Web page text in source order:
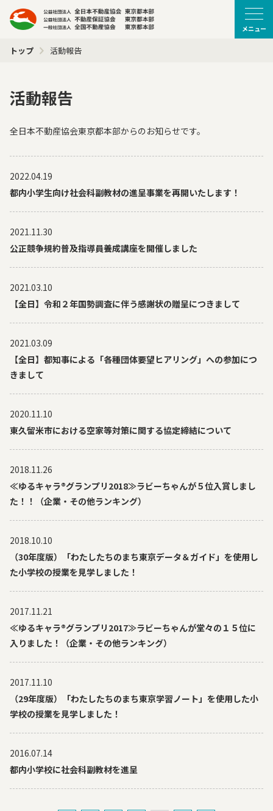
メニュー
トップ 活動報告
活動報告
全日本不動産協会東京都本部からのお知らせです。
2022.04.19
都内小学生向け社会科副教材の進呈事業を再開いたします！
2021.11.30
公正競争規約普及指導員養成講座を開催しました
2021.03.10
【全日】令和２年国勢調査に伴う感謝状の贈呈につきまして
2021.03.09
【全日】都知事による「各種団体要望ヒアリング」への参加につ
きまして
2020.11.10
東久留米市における空家等対策に関する協定締結について
2018.11.26
≪ゆるキャラ®グランプリ2018≫ラビーちゃんが５位入賞しまし
た！！（企業・その他ランキング）
2018.10.10
（30年度版）「わたしたちのまち東京データ＆ガイド」を使用し
た小学校の授業を見学しました！
2017.11.21
≪ゆるキャラ®グランプリ2017≫ラビーちゃんが堂々の１５位に
入りました！（企業・その他ランキング）
2017.11.10
（29年度版）「わたしたちのまち東京学習ノート」を使用した小
学校の授業を見学しました！
2016.07.14
都内小学校に社会科副教材を進呈